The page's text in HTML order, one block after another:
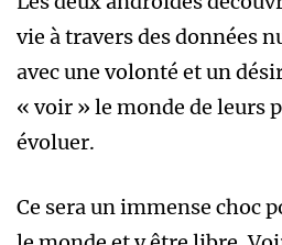
vie à travers des données
avec une volonté et un
« voir » le monde de leurs
évoluer.
Ce sera un immense choc